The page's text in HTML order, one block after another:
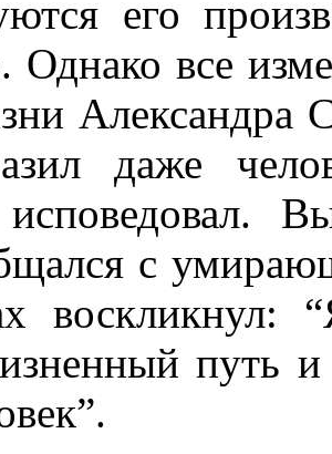
его
Однако все
Александра
даже
с
воскликнул:
путь и